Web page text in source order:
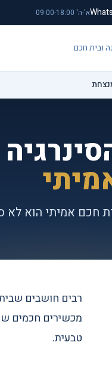
א'-ה' 09:00-18:00
ובית חכם
חכם אמיתי הוא לא
רבים חושבים
מכשירים חכמים
טבעית.